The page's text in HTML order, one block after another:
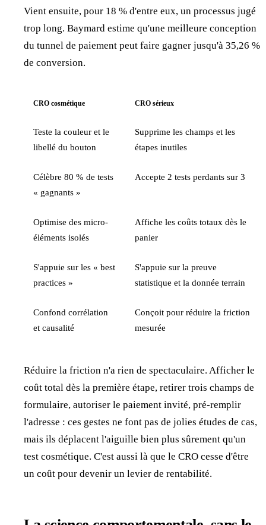
Vient ensuite, pour 18 % d'entre eux, un processus jugé
trop long. Baymard estime qu'une meilleure conception
du tunnel de paiement peut faire gagner jusqu'à 35,26 %
de conversion.
CRO cosmétique CRO sérieux
Teste la couleur et le
libellé du bouton
Supprime les champs et les
étapes inutiles
Célèbre 80 % de tests
« gagnants »
Accepte 2 tests perdants sur 3
Optimise des micro-
éléments isolés
Affiche les coûts totaux dès le
panier
S'appuie sur les « best
practices »
S'appuie sur la preuve
statistique et la donnée terrain
Confond corrélation
et causalité
Conçoit pour réduire la friction
mesurée
Réduire la friction n'a rien de spectaculaire. Afficher le
coût total dès la première étape, retirer trois champs de
formulaire, autoriser le paiement invité, pré-remplir
l'adresse : ces gestes ne font pas de jolies études de cas,
mais ils déplacent l'aiguille bien plus sûrement qu'un
test cosmétique. C'est aussi là que le CRO cesse d'être
un coût pour devenir un levier de rentabilité.